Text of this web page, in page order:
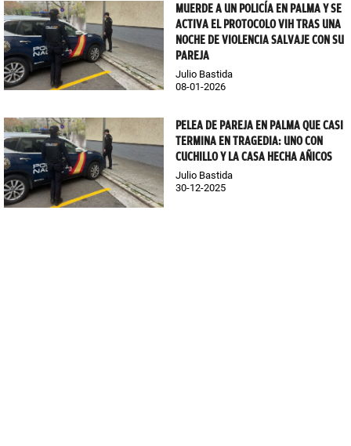
MUERDE A UN POLICÍA EN PALMA Y SE
ACTIVA EL PROTOCOLO VIH TRAS UNA
NOCHE DE VIOLENCIA SALVAJE CON SU
PAREJA
Julio Bastida
08-01-2026
PELEA DE PAREJA EN PALMA QUE CASI
TERMINA EN TRAGEDIA: UNO CON
CUCHILLO Y LA CASA HECHA AÑICOS
Julio Bastida
30-12-2025